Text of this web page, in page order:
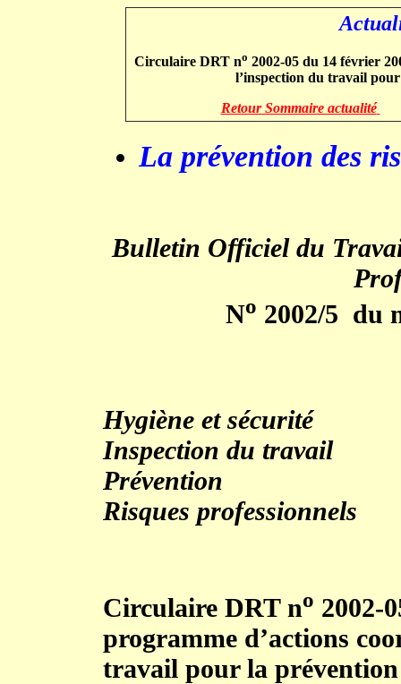
Circulaire DRT no 2002-05 du 14 février
l’inspection du travail
Retour Sommaire actualité
La prévention des
Bulletin Officiel du
No 2002/5 du
Hygiène et sécurité
Inspection du travail
Prévention
Risques professionnels
Circulaire DRT no 2002-
programme d’actions
travail pour la prévention